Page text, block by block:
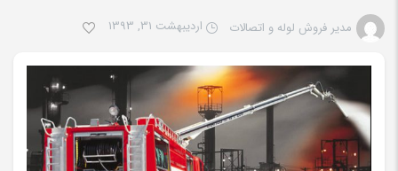
مدیر فروش لوله و اتصالات اردیبهشت 31, 1393